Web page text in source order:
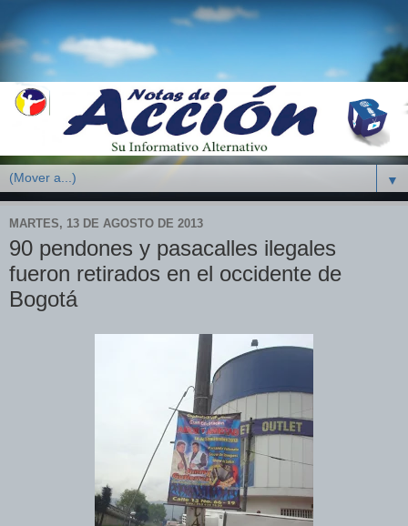
▼
MARTES, 13 DE AGOSTO DE 2013
90 pendones y pasacalles ilegales
fueron retirados en el occidente de
Bogotá